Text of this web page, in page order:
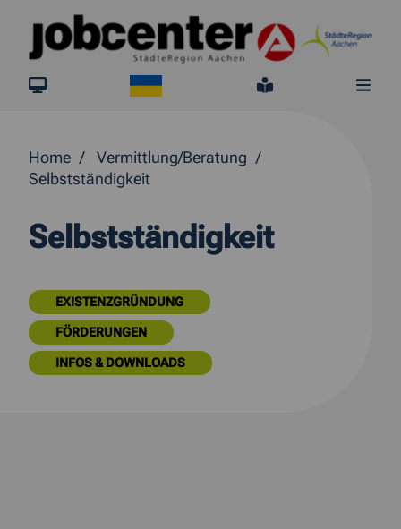
Springe direkt zum Inhalt
jobcenter.digital
Leichte
Home
Vermittlung/Beratung
Selbstständigkeit
Selbstständigkeit
EXISTENZGRÜNDUNG
FÖRDERUNGEN
INFOS & DOWNLOADS